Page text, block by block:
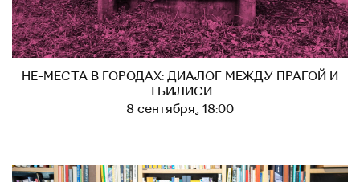
НЕ-МЕСТА В ГОРОДАХ: ДИАЛОГ МЕЖДУ ПРАГОЙ И
ТБИЛИСИ
8 сентября, 18:00